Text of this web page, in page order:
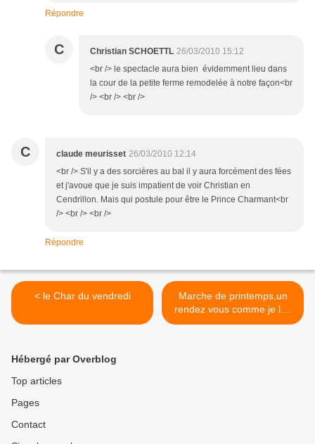
Répondre
C Christian SCHOETTL 26/03/2010 15:12
<br /> le spectacle aura bien évidemment lieu dans
la cour de la petite ferme remodelée à notre façon<br
/> <br /> <br />
C claude meurisset 26/03/2010 12:14
<br /> S'il y a des sorcières au bal il y aura forcément des fées
et j'avoue que je suis impatient de voir Christian en
Cendrillon. Mais qui postule pour être le Prince Charmant<br
/> <br /> <br />
Répondre
< le Char du vendredi
Marche de printemps,un
rendez vous comme je les
aime >
Hébergé par Overblog
Top articles
Pages
Contact